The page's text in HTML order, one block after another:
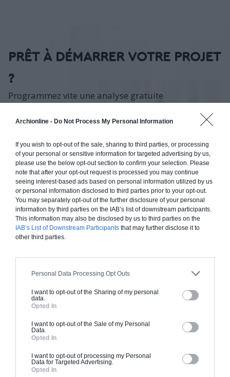
Archionline - Do Not Process My Personal Information
If you wish to opt-out of the sale, sharing to third parties, or processing
of your personal or sensitive information for targeted advertising by us,
please use the below opt-out section to confirm your selection. Please
note that after your opt-out request is processed you may continue
seeing interest-based ads based on personal information utilized by us
or personal information disclosed to third parties prior to your opt-out.
You may separately opt-out of the further disclosure of your personal
information by third parties on the IAB’s list of downstream participants.
This information may also be disclosed by us to third parties on the
IAB’s List of Downstream Participants that may further disclose it to
other third parties.
Personal Data Processing Opt Outs
I want to opt-out of the Sharing of my personal
data.
Opted In
I want to opt-out of the Sale of my Personal
Data.
Opted In
I want to opt-out of processing my Personal
Data for Targeted Advertising.
Opted In
PRÊT À DÉMARRER VOTRE PROJET
?
Programmez vite une analyse gratuite
Faites les bons choix techniques et conceptuels, dès le
départ, trouvez les meilleurs architectes et artisans
estimation rapide du budget et des délais de
réalisation de vos travaux.
Obtenir un Devis Rapidement
A propos
Pourquoi nous faire
confiance ?
Contact
Presse
Archionline est une société
de Batiweb Group
Plan du site